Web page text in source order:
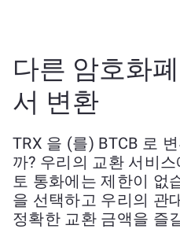
다른 암호화
서 변환
TRX 을 (를) BTCB 로
까? 우리의 교환 서비
토 통화에는 제한이 없
을 선택하고 우리의 관
정확한 교환 금액을 즐